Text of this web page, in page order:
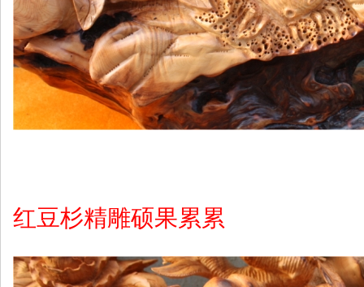
红豆杉精雕硕果累累